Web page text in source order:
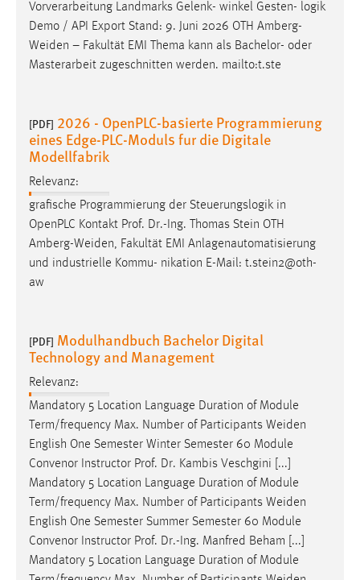
Vorverarbeitung Landmarks Gelenk- winkel Gesten- logik
Demo / API Export Stand: 9. Juni 2026 OTH Amberg-
Weiden – Fakultät EMI Thema kann als Bachelor- oder
Masterarbeit zugeschnitten werden. mailto:t.ste
[PDF] 2026 - OpenPLC-basierte Programmierung
eines Edge-PLC-Moduls fur die Digitale
Modellfabrik
Relevanz:
grafische Programmierung der Steuerungslogik in
OpenPLC Kontakt Prof. Dr.-Ing. Thomas Stein OTH
Amberg-Weiden, Fakultät EMI Anlagenautomatisierung
und industrielle Kommu- nikation E-Mail: t.stein2@oth-
aw
[PDF] Modulhandbuch Bachelor Digital
Technology and Management
Relevanz:
Mandatory 5 Location Language Duration of Module
Term/frequency Max. Number of Participants Weiden
English One Semester Winter Semester 60 Module
Convenor Instructor Prof. Dr. Kambis Veschgini [...]
Mandatory 5 Location Language Duration of Module
Term/frequency Max. Number of Participants Weiden
English One Semester Summer Semester 60 Module
Convenor Instructor Prof. Dr.-Ing. Manfred Beham [...]
Mandatory 5 Location Language Duration of Module